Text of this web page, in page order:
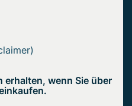
erhalten, wenn Sie über